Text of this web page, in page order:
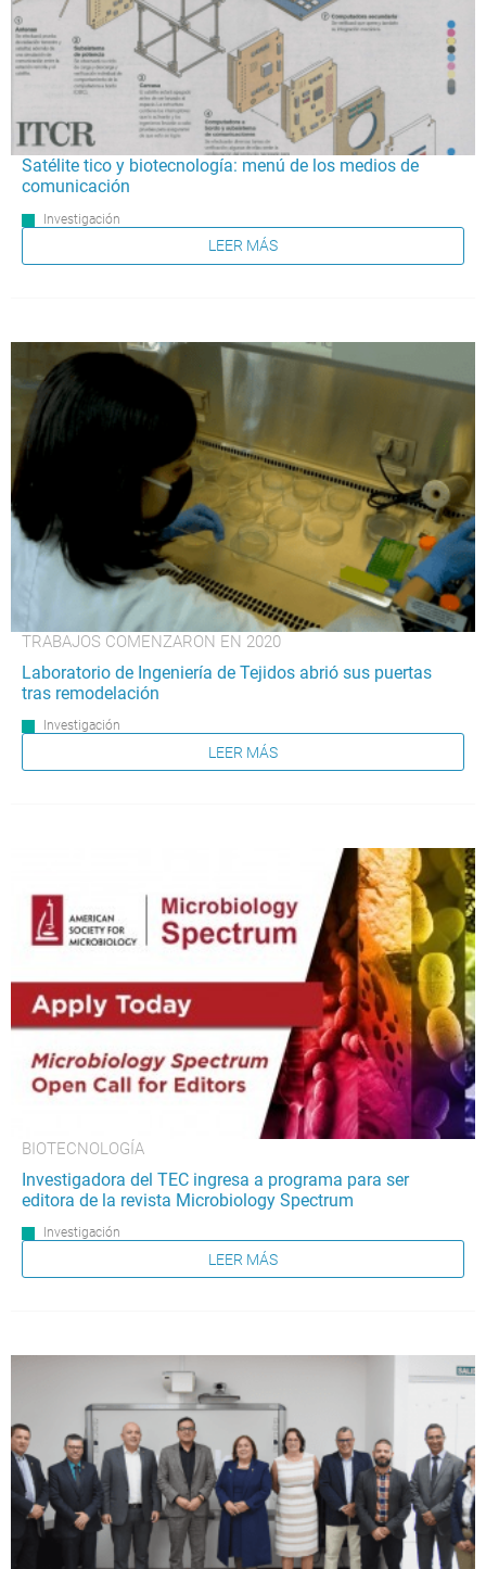
Satélite tico y biotecnología: menú de los medios de
comunicación
Investigación
LEER MÁS
TRABAJOS COMENZARON EN 2020
Laboratorio de Ingeniería de Tejidos abrió sus puertas
tras remodelación
Investigación
LEER MÁS
BIOTECNOLOGÍA
Investigadora del TEC ingresa a programa para ser
editora de la revista Microbiology Spectrum
Investigación
LEER MÁS